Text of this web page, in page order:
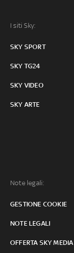
I siti Sky:
SKY SPORT
SKY TG24
SKY VIDEO
SKY ARTE
Note legali:
GESTIONE COOKIE
NOTE LEGALI
OFFERTA SKY MEDIA